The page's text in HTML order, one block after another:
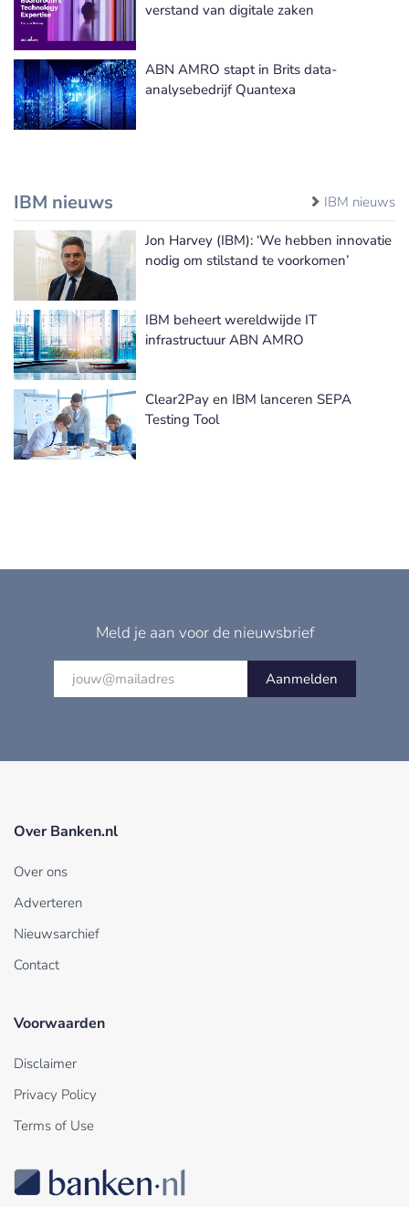
verstand van digitale zaken
ABN AMRO stapt in Brits data-
analysebedrijf Quantexa
IBM nieuws IBM nieuws
Jon Harvey (IBM): ‘We hebben innovatie
nodig om stilstand te voorkomen’
IBM beheert wereldwijde IT
infrastructuur ABN AMRO
Clear2Pay en IBM lanceren SEPA
Testing Tool
Meld je aan voor de nieuwsbrief
Aanmelden
Over Banken.nl
Over ons
Adverteren
Nieuwsarchief
Contact
Voorwaarden
Disclaimer
Privacy Policy
Terms of Use